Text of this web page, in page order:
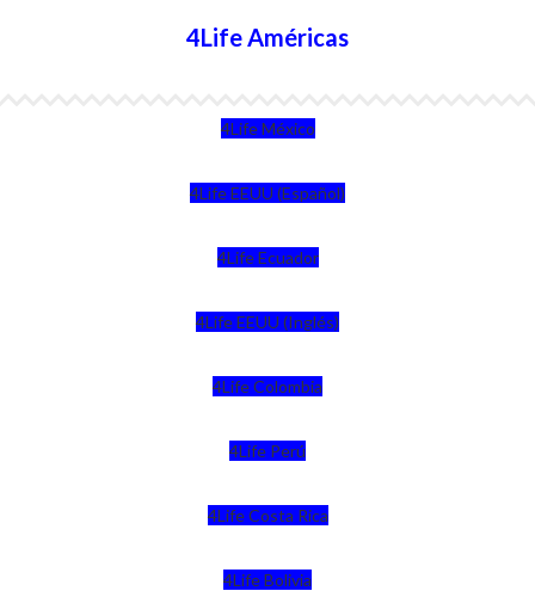
4Life Américas
4Life México
4Life EEUU (Español)
4Life Ecuador
4Life EEUU (Inglés)
4Life Colombia
4Life Perú
4Life Costa Rica
4Life Bolivia